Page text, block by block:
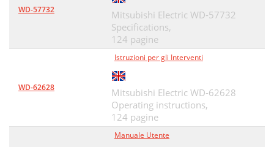
WD-57732
Mitsubishi Electric WD-57732
Specifications,
124 pagine
WD-62628
Istruzioni per gli Interventi
Mitsubishi Electric WD-62628
Operating instructions,
124 pagine
Manuale Utente